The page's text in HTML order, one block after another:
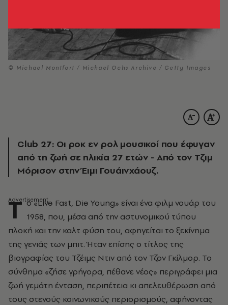
© Michael Montfort / Michael Ochs Archive / Getty Images
Club 27: Οι ροκ εν ρολ μουσικοί που έφυγαν
από τη ζωή σε ηλικία 27 ετών - Από τον Τζιμ
Μόρισον στην Έιμι Γουάινχάουζ.
Τ ο «Live Fast, Die Young» είναι ένα φιλμ νουάρ του
1958, που, μέσα από την αστυνομικού τύπου
πλοκή και την καλτ φύση του, αφηγείται το ξεκίνημα
της γενιάς των μπιτ. Ήταν επίσης ο τίτλος της
βιογραφίας του Τζέιμς Ντιν από τον Τζον Γκίλμορ. Το
σύνθημα «ζήσε γρήγορα, πέθανε νέος» περιγράφει μια
ζωή γεμάτη ένταση, περιπέτεια κι απελευθέρωση από
τους στενούς κοινωνικούς περιορισμούς, αφήνοντας